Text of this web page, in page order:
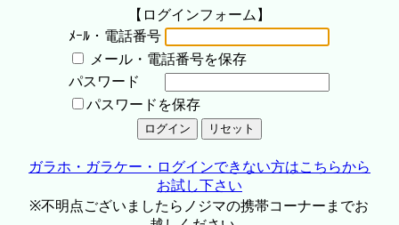
【ログインフォーム】
ﾒｰﾙ・電話番号
メール・電話番号を保存
パスワード
パスワードを保存
ガラホ・ガラケー・ログインできない方はこちらから
お試し下さい
※不明点ございましたらノジマの携帯コーナーまでお